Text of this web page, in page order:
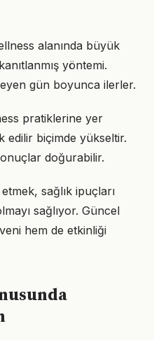
alanında büyük
yöntemi.
gün boyunca ilerler.
pratiklerine yer
edilir biçimde yükseltir.
doğurabilir.
sağlık ipuçları
sağlıyor. Güncel
hem de etkinliği